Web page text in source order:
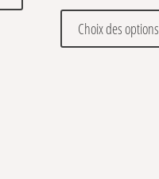
Choix des options